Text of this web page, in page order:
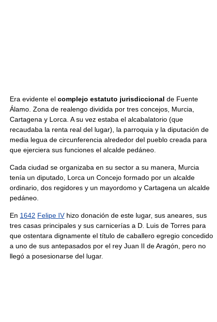
Era evidente el complejo estatuto jurisdiccional de Fuente
Álamo. Zona de realengo dividida por tres concejos, Murcia,
Cartagena y Lorca. A su vez estaba el alcabalatorio (que
recaudaba la renta real del lugar), la parroquia y la diputación de
media legua de circunferencia alrededor del pueblo creada para
que ejerciera sus funciones el alcalde pedáneo.
Cada ciudad se organizaba en su sector a su manera, Murcia
tenía un diputado, Lorca un Concejo formado por un alcalde
ordinario, dos regidores y un mayordomo y Cartagena un alcalde
pedáneo.
En 1642 Felipe IVhizo donación de este lugar, sus aneares, sus
tres casas principales y sus carnicerías a D. Luis de Torres para
que ostentara dignamente el título de caballero egregio concedido
a uno de sus antepasados por el rey Juan II de Aragón, pero no
llegó a posesionarse del lugar.